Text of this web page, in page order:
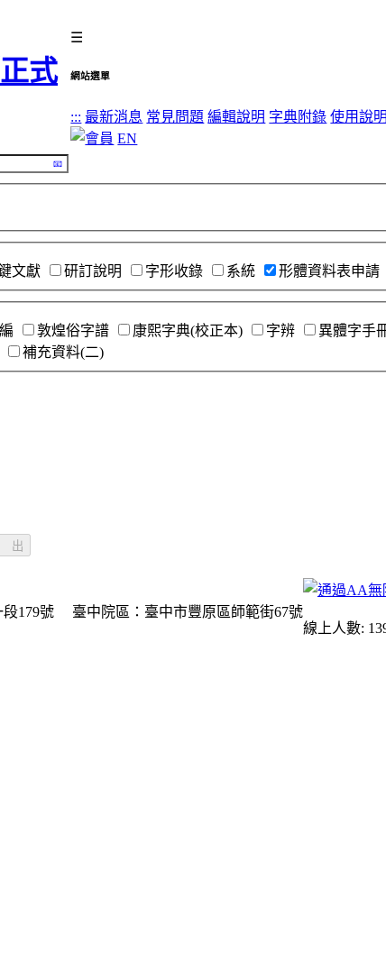
☰
網站選單
::: 最新消息 常見問題 編輯說明 字典附錄 使用說明
EN
文獻 研訂說明 字形收錄 系統 形體資料表申請
敦煌俗字譜 康熙字典(校正本) 字辨 異體字手
補充資料(二)
出
179號
臺中院區：臺中市豐原區師範街67號
線上人數: